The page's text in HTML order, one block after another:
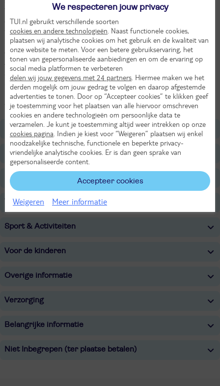
Thun. Ideaal voor een korte tussenstop of een ontspannen
overnachting. Vanuit het hotel ben je binnen tien minuten met de
fiets op het strand van Zandvoort of tussen de kleurrijke
bollenvelden. Ook bruisende steden als Amsterdam en Leiden zijn
gemakkelijk te bereiken. Parkeren kan direct bij het IntercityHotel
Amsterdam Airport, wel zo praktisch. Bij mooi weer is het
zonovergoten terras de perfecte plek om de dag ontspannen af te
sluiten. In het restaurant geniet je van een gevarieerd aanbod aan
internationale gerechten. En na een heerlijke maaltijd wacht een
comfortabele, geluiddichte kamer voor een heerlijke nachtrust.
Ligging
Faciliteiten
Restaurants/Bars
Wellness
Sport & Activiteiten
Voor de kinderen
Overige informatie
Verzorging
Belangrijke informatie
Niet Inbegrepen (ter plaatse betalen)
We respecteren jouw privacy
TUI.nl gebruikt verschillende soorten
cookies en andere technologieën . Naast functionele cookies,
plaatsen wij analytische cookies om het gebruik en de kwaliteit van
onze website te meten. Voor een betere gebruikservaring, het
tonen van gepersonaliseerde aanbiedingen en om de ervaring op
social media platformen te verbeteren
delen wij jouw gegevens met 24 partners . Hiermee maken we het
derden mogelijk om jouw gedrag te volgen en daarop afgestemde
advertenties te tonen. Door op “Accepteer cookies” te klikken geef
je toestemming voor het plaatsen van alle hiervoor omschreven
cookies en andere technologieën om persoonlijke data te
verzamelen. Je kunt je toestemming altijd weer intrekken op onze
cookies pagina . Indien je kiest voor “Weigeren” plaatsen wij enkel
noodzakelijke technische, functionele en beperkte privacy-
vriendelijke analytische cookies. Er is dan geen sprake van
gepersonaliseerde content.
Accepteer cookies
Weigeren Meer informatie